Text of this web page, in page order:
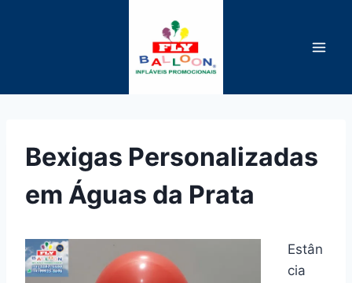
Bexigas Personalizadas
em Águas da Prata
Estân
cia